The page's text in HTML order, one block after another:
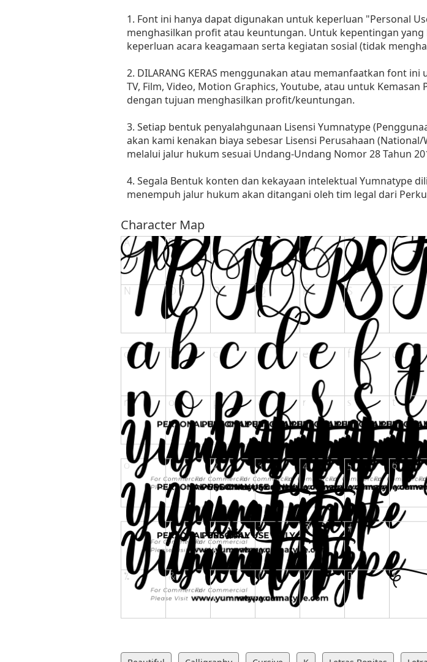
1. Font ini hanya dapat digunakan untuk keperluan "Personal
menghasilkan profit atau keuntungan. Untuk kepentingan
keperluan acara keagamaan serta kegiatan sosial (tidak
2. DILARANG KERAS menggunakan atau memanfaatkan font
TV, Film, Video, Motion Graphics, Youtube, atau untuk
dengan tujuan menghasilkan profit/keuntungan.
3. Setiap bentuk penyalahgunaan Lisensi Yumnatype
akan kami kenakan biaya sebesar Lisensi Perusahaan
melalui jalur hukum sesuai Undang-Undang Nomor 28 Tahun
4. Segala Bentuk konten dan kekayaan intelektual Yumnatype
menempuh jalur hukum akan ditangani oleh tim legal dari
Character Map